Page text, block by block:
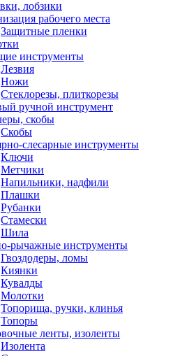
лобзики
рабочего места
Защитные пленки
инструменты
Лезвия
Ножи
Стеклорезы, плиткорезы
ручной инструмент
скобы
Скобы
слесарные инструменты
Ключи
Метчики
Напильники, надфили
Плашки
Рубанки
Стамески
Шила
рычажные инструменты
Гвоздодеры, ломы
Киянки
Кувалды
Молотки
Топорища, ручки, клинья
Топоры
ленты, изоленты
Изолента